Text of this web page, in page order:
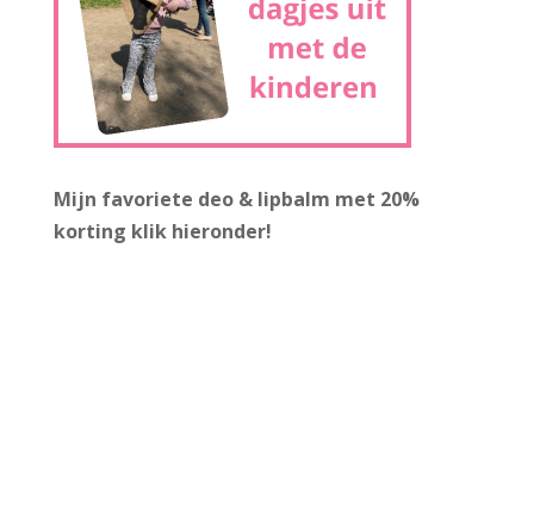
Mijn favoriete deo & lipbalm met 20%
korting klik hieronder!